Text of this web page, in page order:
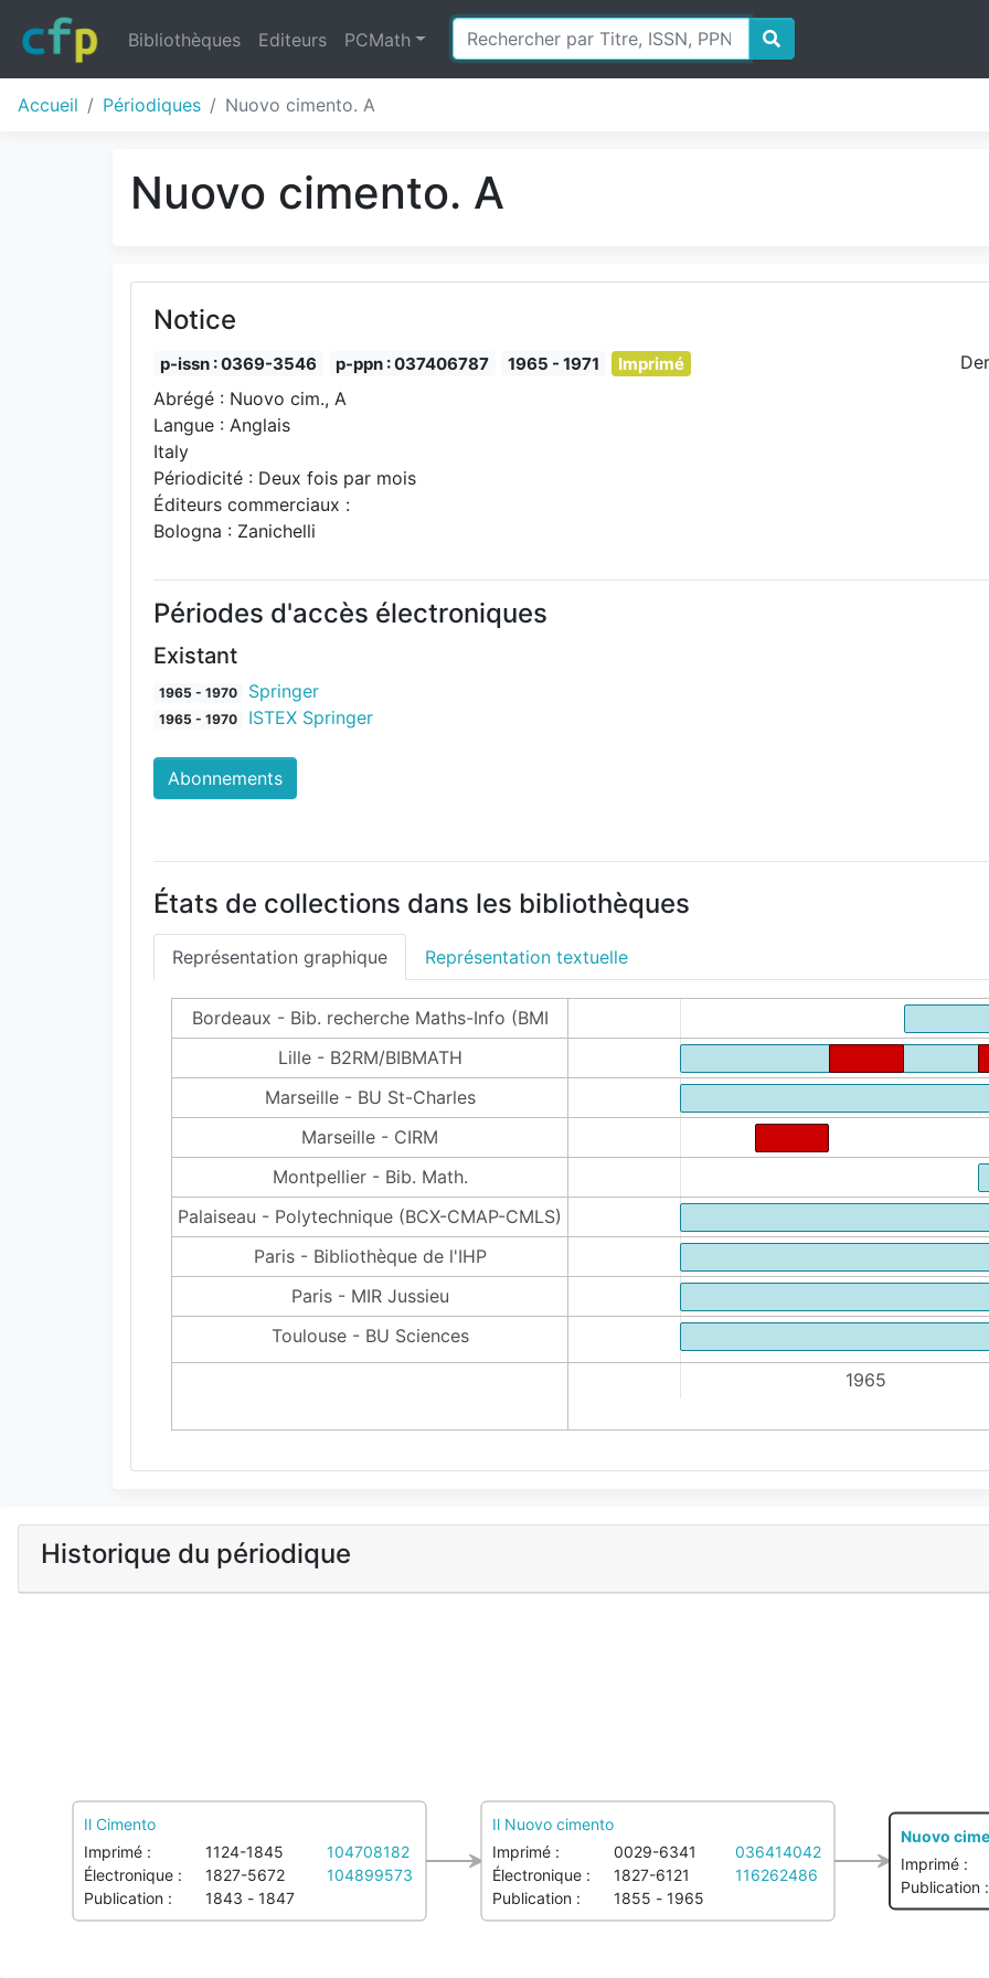
Bibliothèques Editeurs PCMath
Accueil Périodiques Nuovo cimento. A
Nuovo cimento. A
Notice
p-issn : 0369-3546 p-ppn : 037406787 1965 - 1971 Imprimé
Abrégé : Nuovo cim., A
Langue : Anglais
Italy
Périodicité : Deux fois par mois
Éditeurs commerciaux :
Bologna : Zanichelli
Périodes d'accès électroniques
Existant
1965 - 1970 Springer
1965 - 1970 ISTEX Springer
Abonnements
États de collections dans les bibliothèques
Représentation graphique Représentation textuelle
Bordeaux - Bib. recherche Maths-Info (BMI
Lille - B2RM/BIBMATH
Marseille - BU St-Charles
Marseille - CIRM
Montpellier - Bib. Math.
Palaiseau - Polytechnique (BCX-CMAP-CMLS)
Paris - Bibliothèque de l'IHP
Paris - MIR Jussieu
Toulouse - BU Sciences
1965
Historique du périodique
Il Cimento
Imprimé :
1124-1845
104708182
Électronique :
1827-5672
104899573
Publication :
1843 - 1847
Nuovo
Imprimé :
Publication :
Il Nuovo cimento
Imprimé :
0029-6341
036414042
Électronique :
1827-6121
116262486
Publication :
1855 - 1965